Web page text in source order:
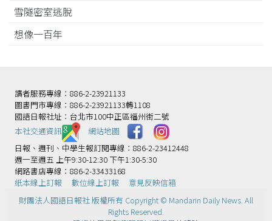
雪隧密室逃脫
想像一百年
讀者服務專線：886-2-23921133
圖書門市專線：886-2-23921133轉1108
國語日報社址：台北市100中正區福州街二號
本社交通資訊️
網站地圖
日報、週刊、中學生報訂閱專線：886-2-23412448
週一至週五 上午9:30-12:30 下午1:30-5:30
網路書店專線：886-2-33433168
紙本線上訂報
數位線上訂報
意見反映信箱
財團法人國語日報社 版權所有 Copyright © Mandarin Daily News. All
Rights Reserved.